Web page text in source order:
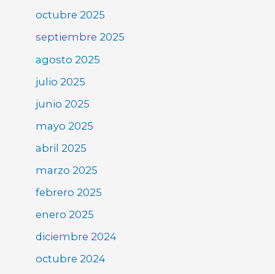
octubre 2025
septiembre 2025
agosto 2025
julio 2025
junio 2025
mayo 2025
abril 2025
marzo 2025
febrero 2025
enero 2025
diciembre 2024
octubre 2024